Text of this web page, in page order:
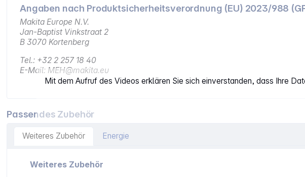
Mit dem Aufruf des Videos erklären Sie sich einverstanden, dass Ihre
Angaben nach Produktsicherheitsverordnung (EU) 2023/988
Makita Europe N.V.
Jan-Baptist Vinkstraat 2
B 3070 Kortenberg
Tel.: +32 2 257 18 40
E-Mail: MEH@makita.eu
Passendes Zubehör
Weiteres Zubehör Energie
Artikelgalerie überspringen
Weiteres Zubehör